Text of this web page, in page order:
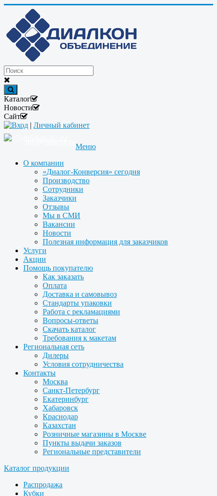
Каталог
Новости
Сайт
Вход | Личный кабинет
Меню
О компании
«Диалог-Конверсия» сегодня
Производство
Сотрудники
Заказчики
Отзывы
Мы в СМИ
Вакансии
Новости
Полезная информация для заказчиков
Услуги
Акции
Помощь покупателю
Как заказать
Оплата
Доставка и самовывоз
Стандарты упаковки
Работа с рекламациями
Вопросы-ответы
Скачать каталог
Требования к макетам
Региональная сеть
Дилеры
Условия сотрудничества
Контакты
Москва
Санкт-Петербург
Екатеринбург
Хабаровск
Краснодар
Казахстан
Розничные магазины в Москве
Пункты выдачи заказов
Региональные представители
Каталог продукции
Распродажа
Кубки